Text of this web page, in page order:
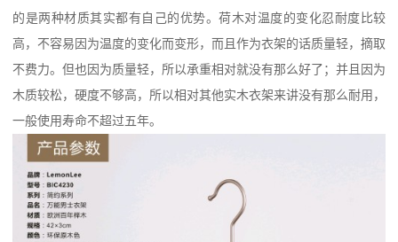
的是两种材质其实都有自己的优势。荷木对温度的变化忍耐度比较
高，不容易因为温度的变化而变形，而且作为衣架的话质量轻，摘取
不费力。但也因为质量轻，所以承重相对就没有那么好了；并且因为
木质较松，硬度不够高，所以相对其他实木衣架来讲没有那么耐用，
一般使用寿命不超过五年。